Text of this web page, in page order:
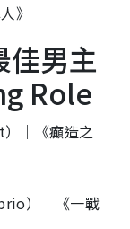
》
佳男主
Role
｜《癲造之
）｜《一戰